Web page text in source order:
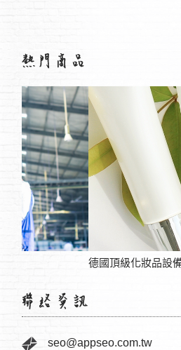
德國頂級化妝品設備給你更好品質‎
seo@appseo.com.tw